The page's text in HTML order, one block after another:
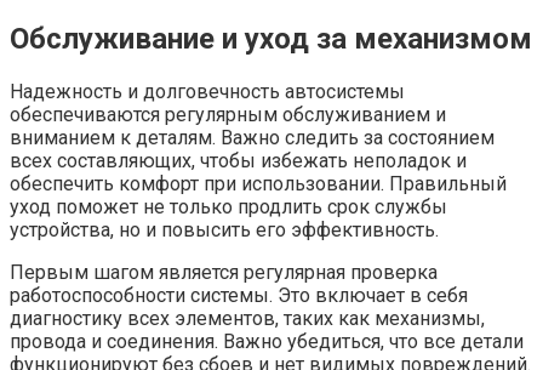
Обслуживание и уход за механизмом
Надежность и долговечность автосистемы
обеспечиваются регулярным обслуживанием и
вниманием к деталям. Важно следить за состоянием
всех составляющих, чтобы избежать неполадок и
обеспечить комфорт при использовании. Правильный
уход поможет не только продлить срок службы
устройства, но и повысить его эффективность.
Первым шагом является регулярная проверка
работоспособности системы. Это включает в себя
диагностику всех элементов, таких как механизмы,
провода и соединения. Важно убедиться, что все детали
функционируют без сбоев и нет видимых повреждений.